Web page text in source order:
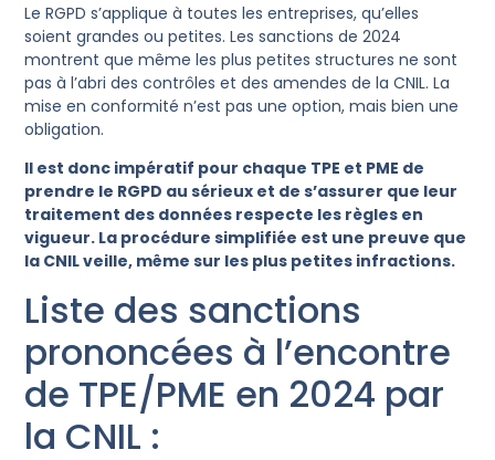
Le RGPD s’applique à toutes les entreprises, qu’elles
soient grandes ou petites. Les sanctions de 2024
montrent que même les plus petites structures ne sont
pas à l’abri des contrôles et des amendes de la CNIL. La
mise en conformité n’est pas une option, mais bien une
obligation.
Il est donc impératif pour chaque TPE et PME de
prendre le RGPD au sérieux et de s’assurer que leur
traitement des données respecte les règles en
vigueur. La procédure simplifiée est une preuve que
la CNIL veille, même sur les plus petites infractions.
Liste des sanctions
prononcées à l’encontre
de TPE/PME en 2024 par
la CNIL :